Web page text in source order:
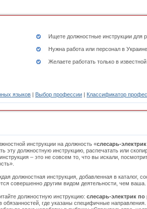
Ищете должностные инструкции для
Нужна работа или персонал в
Желаете работать только в
языков | Выбор профессии | Классификатор
инструкции на должность «слесарь-
эту должностную инструкцию, распечатать или
– это не совсем то, что вы искали,
должностная инструкция, добавленная в каталог,
совершенно другим видом деятельности, чем ваша.
должностную инструкцию: слесарь-электрик
обязанностей, где указаны специфичные